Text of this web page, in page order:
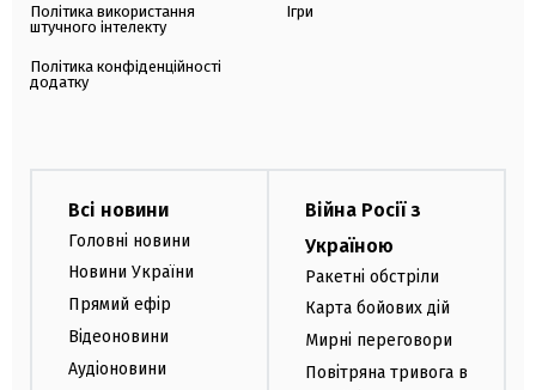
Політика використання
штучного інтелекту
Політика конфіденційності
додатку
Ігри
Всі новини
Головні новини
Новини України
Прямий ефір
Відеоновини
Аудіоновини
Війна Росії з
Україною
Ракетні обстріли
Карта бойових дій
Мирні переговори
Повітряна тривога в